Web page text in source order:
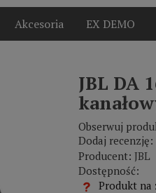
Akcesoria EX DEMO
JBL DA
Obserwuj
Dodaj recenzję:
Producent: JBL
Dostępność:
Produkt na